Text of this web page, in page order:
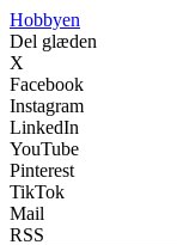
Hobbyen
Del glæden
X
Facebook
Instagram
LinkedIn
YouTube
Pinterest
TikTok
Mail
RSS